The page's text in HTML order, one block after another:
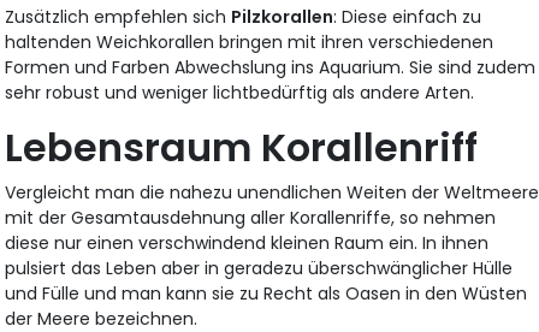
Zusätzlich empfehlen sich Pilzkorallen: Diese einfach zu
haltenden Weichkorallen bringen mit ihren verschiedenen
Formen und Farben Abwechslung ins Aquarium. Sie sind zudem
sehr robust und weniger lichtbedürftig als andere Arten.
Lebensraum Korallenriff
Vergleicht man die nahezu unendlichen Weiten der Weltmeere
mit der Gesamtausdehnung aller Korallenriffe, so nehmen
diese nur einen verschwindend kleinen Raum ein. In ihnen
pulsiert das Leben aber in geradezu überschwänglicher Hülle
und Fülle und man kann sie zu Recht als Oasen in den Wüsten
der Meere bezeichnen.